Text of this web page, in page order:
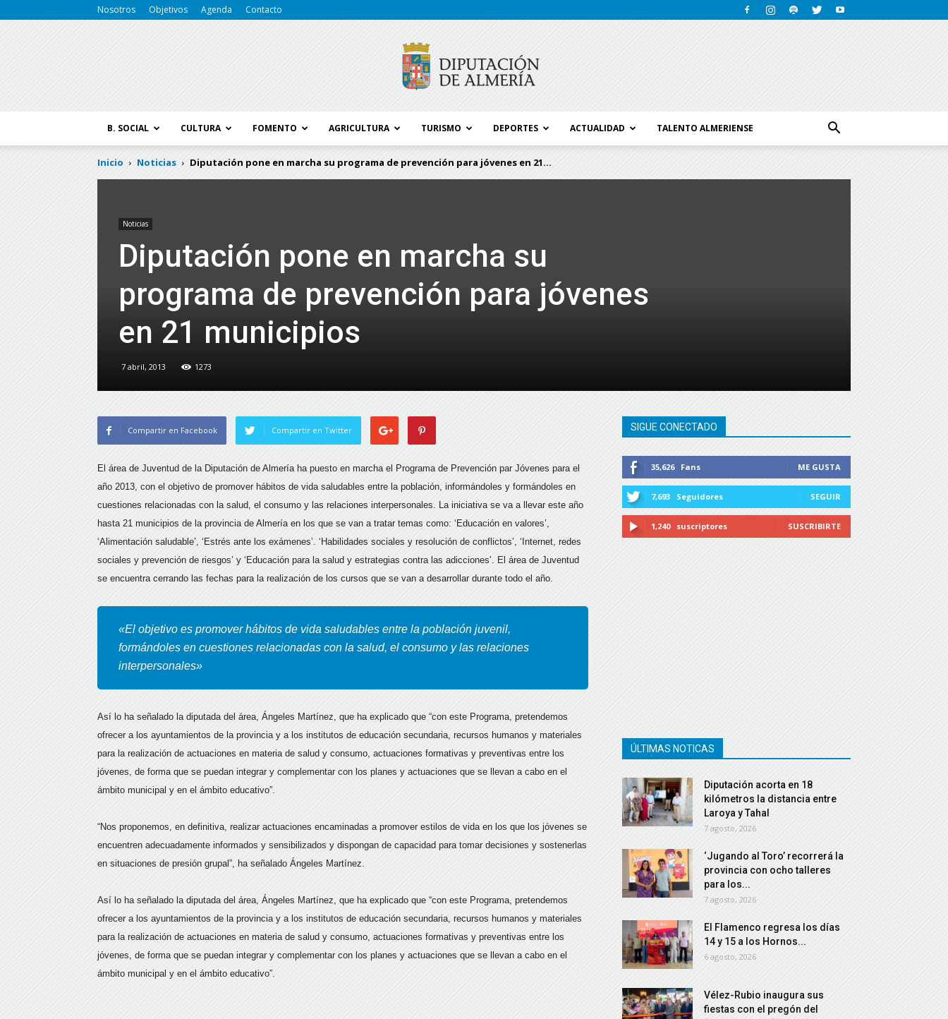
Nosotros Objetivos Agenda Contacto
B. SOCIAL CULTURA FOMENTO AGRICULTURA TURISMO DEPORTES ACTUALIDAD TALENTO ALMERIENSE
Inicio Noticias Diputación pone en marcha su programa de prevención para jóvenes en 21...
Noticias
Diputación pone en marcha su
programa de prevención para jóvenes
en 21 municipios
7 abril, 2013 1273
Compartir en Facebook Compartir en Twitter
El área de Juventud de la Diputación de Almería ha puesto en marcha el Programa de Prevención par Jóvenes para el
año 2013, con el objetivo de promover hábitos de vida saludables entre la población, informándoles y formándoles en
cuestiones relacionadas con la salud, el consumo y las relaciones interpersonales. La iniciativa se va a llevar este año
hasta 21 municipios de la provincia de Almería en los que se van a tratar temas como: ‘Educación en valores’,
‘Alimentación saludable’, ‘Estrés ante los exámenes’. ‘Habilidades sociales y resolución de conflictos’, ‘Internet, redes
sociales y prevención de riesgos’ y ‘Educación para la salud y estrategias contra las adicciones’. El área de Juventud
se encuentra cerrando las fechas para la realización de los cursos que se van a desarrollar durante todo el año.
«El objetivo es promover hábitos de vida saludables entre la población juvenil,
formándoles en cuestiones relacionadas con la salud, el consumo y las relaciones
interpersonales»
Así lo ha señalado la diputada del área, Ángeles Martínez, que ha explicado que “con este Programa, pretendemos
ofrecer a los ayuntamientos de la provincia y a los institutos de educación secundaria, recursos humanos y materiales
para la realización de actuaciones en materia de salud y consumo, actuaciones formativas y preventivas entre los
jóvenes, de forma que se puedan integrar y complementar con los planes y actuaciones que se llevan a cabo en el
ámbito municipal y en el ámbito educativo”.
“Nos proponemos, en definitiva, realizar actuaciones encaminadas a promover estilos de vida en los que los jóvenes se
encuentren adecuadamente informados y sensibilizados y dispongan de capacidad para tomar decisiones y sostenerlas
en situaciones de presión grupal”, ha señalado Ángeles Martínez.
Así lo ha señalado la diputada del área, Ángeles Martínez, que ha explicado que “con este Programa, pretendemos
ofrecer a los ayuntamientos de la provincia y a los institutos de educación secundaria, recursos humanos y materiales
para la realización de actuaciones en materia de salud y consumo, actuaciones formativas y preventivas entre los
jóvenes, de forma que se puedan integrar y complementar con los planes y actuaciones que se llevan a cabo en el
ámbito municipal y en el ámbito educativo”.
SIGUE CONECTADO
35,626 Fans ME GUSTA
7,693 Seguidores SEGUIR
1,240 suscriptores SUSCRIBIRTE
ÚLTIMAS NOTICAS
Diputación acorta en 18
kilómetros la distancia entre
Laroya y Tahal
7 agosto, 2026
‘Jugando al Toro’ recorrerá la
provincia con ocho talleres
para los...
7 agosto, 2026
El Flamenco regresa los días
14 y 15 a los Hornos...
6 agosto, 2026
Vélez-Rubio inaugura sus
fiestas con el pregón del